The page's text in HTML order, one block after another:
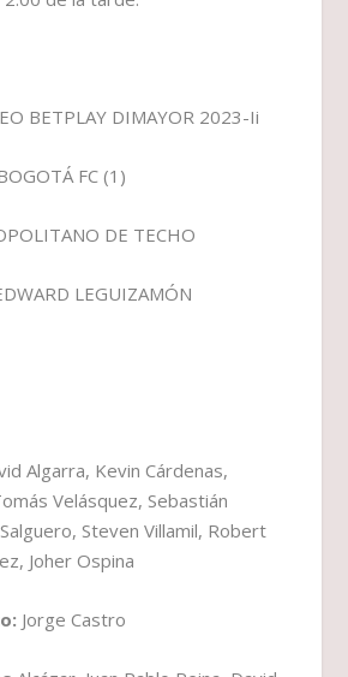
BETPLAY DIMAYOR 2023-Ii
FC (1)
DE TECHO
LEGUIZAMÓN
Algarra, Kevin Cárdenas,
Velásquez, Sebastián
Steven Villamil, Robert
Joher Ospina
Jorge Castro